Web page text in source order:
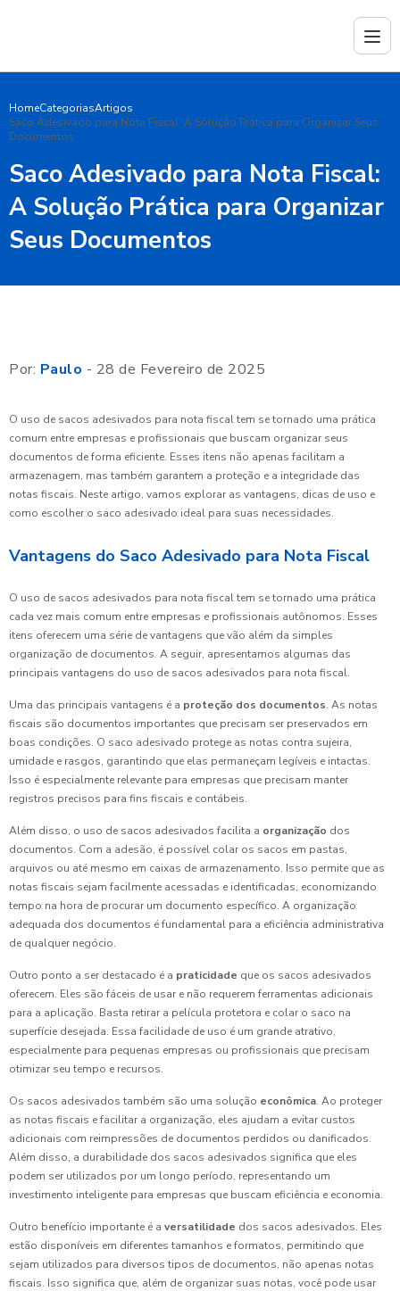
HomeCategoriasArtigos
Saco Adesivado para Nota Fiscal: A Solução Prática para Organizar Seus
Documentos
Saco Adesivado para Nota Fiscal:
A Solução Prática para Organizar
Seus Documentos
Por: Paulo - 28 de Fevereiro de 2025
O uso de sacos adesivados para nota fiscal tem se tornado uma prática
comum entre empresas e profissionais que buscam organizar seus
documentos de forma eficiente. Esses itens não apenas facilitam a
armazenagem, mas também garantem a proteção e a integridade das
notas fiscais. Neste artigo, vamos explorar as vantagens, dicas de uso e
como escolher o saco adesivado ideal para suas necessidades.
Vantagens do Saco Adesivado para Nota Fiscal
O uso de sacos adesivados para nota fiscal tem se tornado uma prática
cada vez mais comum entre empresas e profissionais autônomos. Esses
itens oferecem uma série de vantagens que vão além da simples
organização de documentos. A seguir, apresentamos algumas das
principais vantagens do uso de sacos adesivados para nota fiscal.
Uma das principais vantagens é a proteção dos documentos. As notas
fiscais são documentos importantes que precisam ser preservados em
boas condições. O saco adesivado protege as notas contra sujeira,
umidade e rasgos, garantindo que elas permaneçam legíveis e intactas.
Isso é especialmente relevante para empresas que precisam manter
registros precisos para fins fiscais e contábeis.
Além disso, o uso de sacos adesivados facilita a organização dos
documentos. Com a adesão, é possível colar os sacos em pastas,
arquivos ou até mesmo em caixas de armazenamento. Isso permite que as
notas fiscais sejam facilmente acessadas e identificadas, economizando
tempo na hora de procurar um documento específico. A organização
adequada dos documentos é fundamental para a eficiência administrativa
de qualquer negócio.
Outro ponto a ser destacado é a praticidade que os sacos adesivados
oferecem. Eles são fáceis de usar e não requerem ferramentas adicionais
para a aplicação. Basta retirar a película protetora e colar o saco na
superfície desejada. Essa facilidade de uso é um grande atrativo,
especialmente para pequenas empresas ou profissionais que precisam
otimizar seu tempo e recursos.
Os sacos adesivados também são uma solução econômica. Ao proteger
as notas fiscais e facilitar a organização, eles ajudam a evitar custos
adicionais com reimpressões de documentos perdidos ou danificados.
Além disso, a durabilidade dos sacos adesivados significa que eles
podem ser utilizados por um longo período, representando um
investimento inteligente para empresas que buscam eficiência e economia.
Outro benefício importante é a versatilidade dos sacos adesivados. Eles
estão disponíveis em diferentes tamanhos e formatos, permitindo que
sejam utilizados para diversos tipos de documentos, não apenas notas
fiscais. Isso significa que, além de organizar suas notas, você pode usar